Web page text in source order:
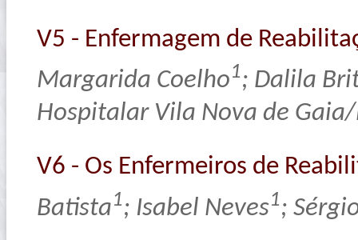
V5 - Enfermagem de
Margarida Coelho1; Dalila
Hospitalar Vila Nova de
V6 - Os Enfermeiros de
Batista1; Isabel Neves1;